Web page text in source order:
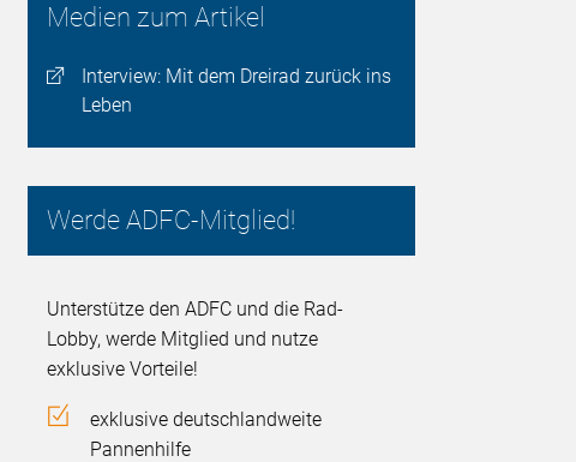
Medien zum Artikel
Interview: Mit dem Dreirad zurück ins
Leben
Werde ADFC-Mitglied!
Unterstütze den ADFC und die Rad-
Lobby, werde Mitglied und nutze
exklusive Vorteile!
exklusive deutschlandweite
Pannenhilfe